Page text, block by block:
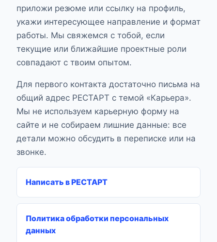
приложи резюме или ссылку на профиль,
укажи интересующее направление и формат
работы. Мы свяжемся с тобой, если
текущие или ближайшие проектные роли
совпадают с твоим опытом.
Для первого контакта достаточно письма на
общий адрес РЕСТАРТ с темой «Карьера».
Мы не используем карьерную форму на
сайте и не собираем лишние данные: все
детали можно обсудить в переписке или на
звонке.
Написать в РЕСТАРТ
Политика обработки персональных
данных